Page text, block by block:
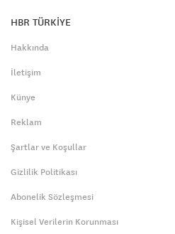
HBR TÜRKİYE
Hakkında
İletişim
Künye
Reklam
Şartlar ve Koşullar
Gizlilik Politikası
Abonelik Sözleşmesi
Kişisel Verilerin Korunması